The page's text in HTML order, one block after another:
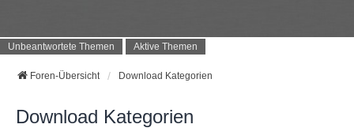
Unbeantwortete Themen Aktive Themen
Foren-Übersicht Download Kategorien
Download Kategorien